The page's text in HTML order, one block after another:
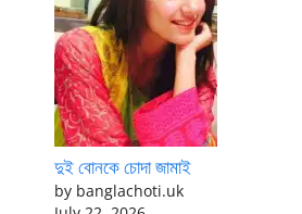
দুই বোনকে চোদা জামাই
by banglachoti.uk